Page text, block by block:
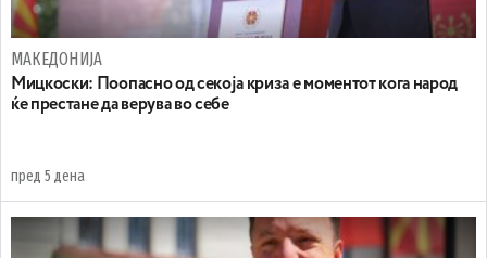
МАКЕДОНИЈА
Мицкоски: Поопасно од секоја криза е моментот кога народ
ќе престане да верува во себе
пред 5 дена